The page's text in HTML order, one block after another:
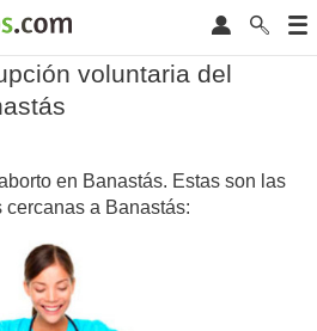
voluntaria del
en Banastás. Estas son las
cercanas a Banastás: